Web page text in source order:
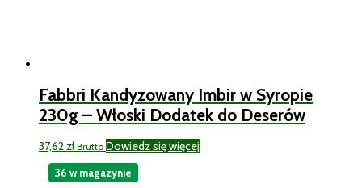
Fabbri Kandyzowany Imbir w Syropie
230g – Włoski Dodatek do Deserów
37,62 zł Brutto Dowiedz się więcej
36 w magazynie